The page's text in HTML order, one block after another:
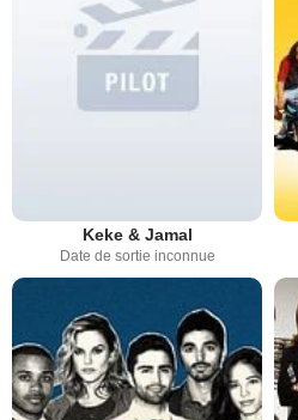
Keke & Jamal
Date de sortie inconnue